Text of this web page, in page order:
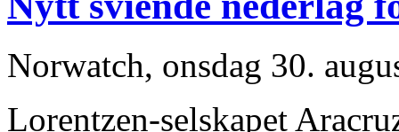
Norwatch, onsdag 30.
Lorentzen-selskapet